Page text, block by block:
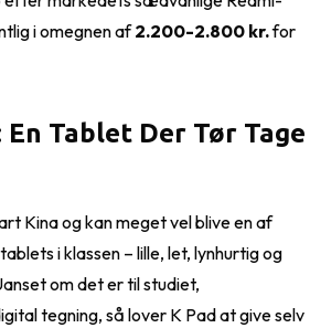
i omegnen af2.200-2.800 kr.for
Tablet Der Tør Tage
Kina og kan meget vel blive en af
i klassen – lille, let, lynhurtig og
om det er til studiet,
tegning, så lover K Pad at give selv